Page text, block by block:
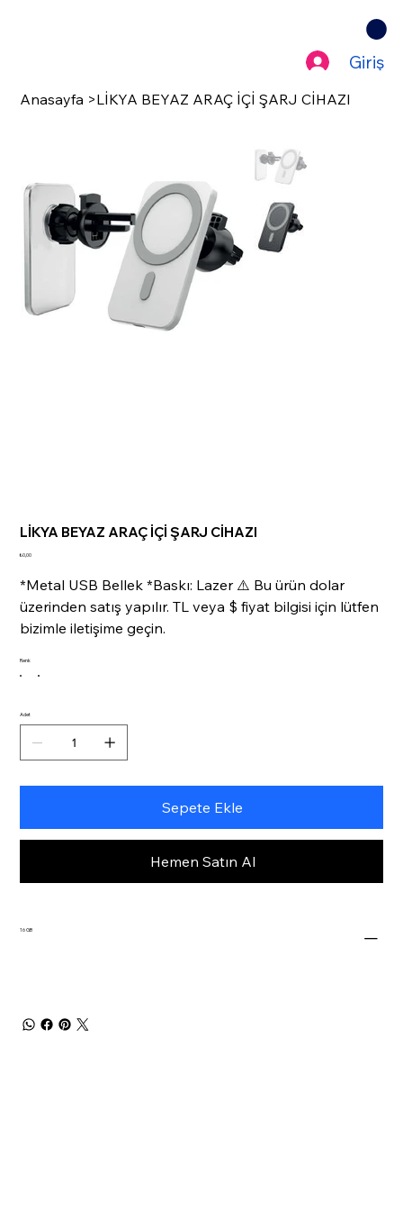
Giriş
Anasayfa >LİKYA BEYAZ ARAÇ İÇİ ŞARJ CİHAZI
LİKYA BEYAZ ARAÇ İÇİ ŞARJ CİHAZI
Fiyat
₺0,00
*Metal USB Bellek *Baskı: Lazer ⚠️ Bu ürün dolar
üzerinden satış yapılır. TL veya $ fiyat bilgisi için lütfen
bizimle iletişime geçin.
Renk
Adet
Sepete Ekle
Hemen Satın Al
16 GB